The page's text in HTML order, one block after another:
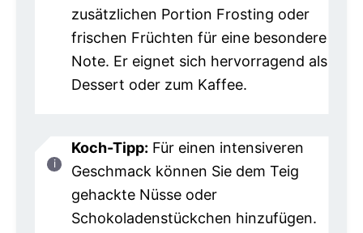
zusätzlichen Portion Frosting oder
frischen Früchten für eine besondere
Note. Er eignet sich hervorragend als
Dessert oder zum Kaffee.
Koch-Tipp: Für einen intensiveren
Geschmack können Sie dem Teig
gehackte Nüsse oder
Schokoladenstückchen hinzufügen.